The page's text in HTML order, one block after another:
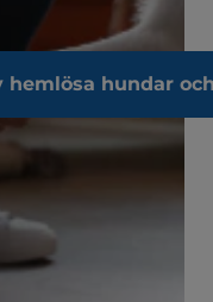
hemlösa hundar